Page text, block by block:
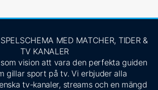
MED MATCHER, TIDER &
TV KANALER
vision att vara den perfekta guiden
gillar sport på tv. Vi erbjuder alla
tv-kanaler, streams och en mängd